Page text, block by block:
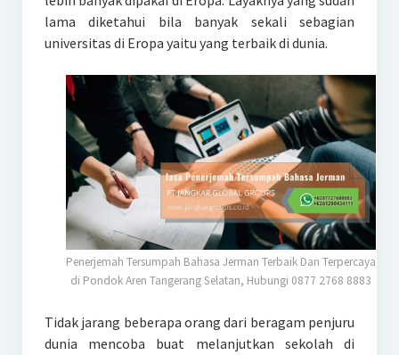
lama diketahui bila banyak sekali sebagian
universitas di Eropa yaitu yang terbaik di dunia.
Penerjemah Tersumpah Bahasa Jerman Terbaik Dan Terpercaya
di Pondok Aren Tangerang Selatan, Hubungi 0877 2768 8883
Tidak jarang beberapa orang dari beragam penjuru
dunia mencoba buat melanjutkan sekolah di